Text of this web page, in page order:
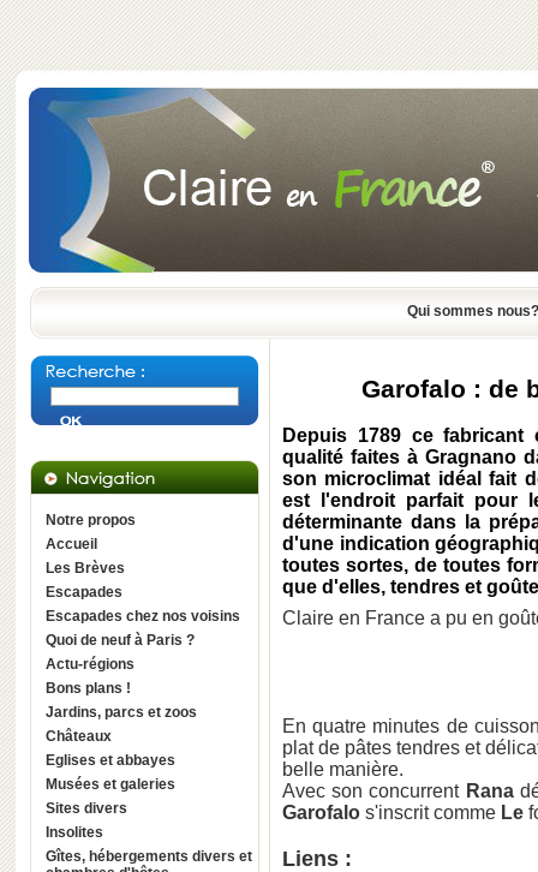
Qui sommes nous?
Notre propos
Accueil
Les Brèves
Escapades
Escapades chez nos voisins
Quoi de neuf à Paris ?
Actu-régions
Bons plans !
Jardins, parcs et zoos
Châteaux
Eglises et abbayes
Musées et galeries
Sites divers
Insolites
Gîtes, hébergements divers et
Garofalo : de
Depuis 1789 ce
qualité faites à Gragnano
son microclimat idéal fait
est l'endroit parfait pour
déterminante dans la
d'une indication
toutes sortes, de toutes
que d'elles, tendres et
Claire en France a pu en
En quatre minutes de
plat de pâtes tendres et
belle manière.
Avec son concurrent Rana
Garofalo s'inscrit comme Le
Liens :